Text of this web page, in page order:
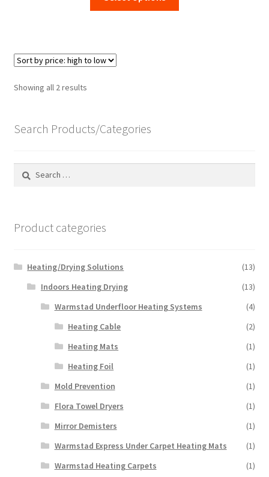
Showing all 2 resultsSorted
high
Search Products/Categories
Product categories
Heating/Drying Solutions
(13)
Indoors Heating Drying
(13)
Warmstad Underfloor Heating Systems
(4)
Heating Cable
(2)
Heating Mats
(1)
Heating Foil
(1)
Mold Prevention
(1)
Flora Towel Dryers
(1)
Mirror Demisters
(1)
Warmstad Express Under Carpet Heating Mats
(1)
Warmstad Heating Carpets
(1)